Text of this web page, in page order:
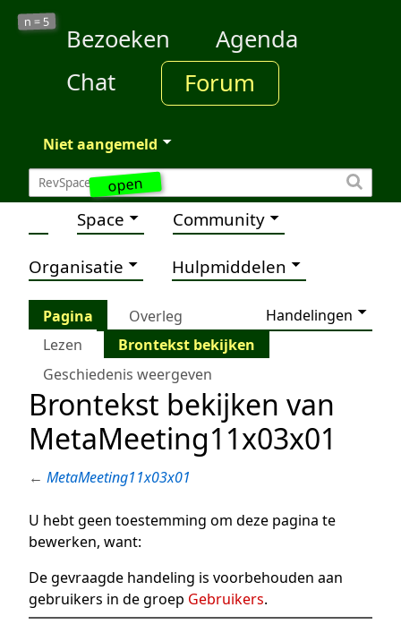
open
n = 5
Bezoeken
Agenda
Chat
Forum
Niet aangemeld
Space Community
Organisatie Hulpmiddelen
Pagina Overleg
Handelingen
Lezen
Brontekst bekijken
Geschiedenis weergeven
Brontekst bekijken van
MetaMeeting11x03x01
← MetaMeeting11x03x01
U hebt geen toestemming om deze pagina te
bewerken, want:
De gevraagde handeling is voorbehouden aan
gebruikers in de groep Gebruikers.